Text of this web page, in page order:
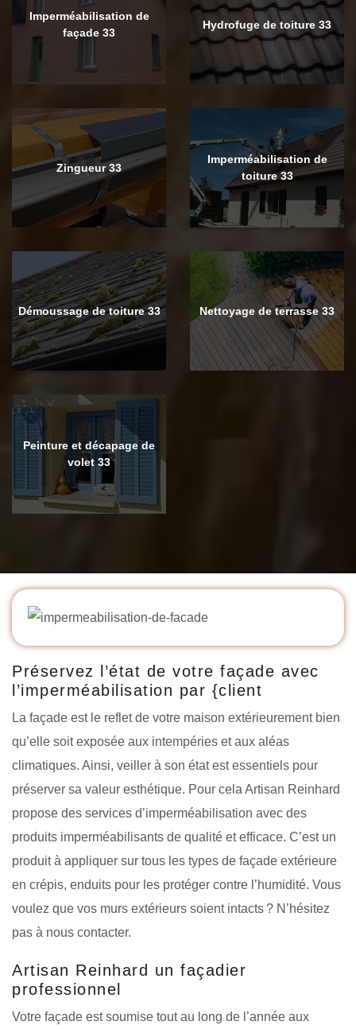
Imperméabilisation de
façade 33
Hydrofuge de toiture 33
Zingueur 33
Imperméabilisation de
toiture 33
Démoussage de toiture 33 Nettoyage de terrasse 33
Peinture et décapage de
volet 33
Préservez l’état de votre façade avec
l’imperméabilisation par {client
La façade est le reflet de votre maison extérieurement bien
qu’elle soit exposée aux intempéries et aux aléas
climatiques. Ainsi, veiller à son état est essentiels pour
préserver sa valeur esthétique. Pour cela Artisan Reinhard
propose des services d’imperméabilisation avec des
produits imperméabilisants de qualité et efficace. C’est un
produit à appliquer sur tous les types de façade extérieure
en crépis, enduits pour les protéger contre l’humidité. Vous
voulez que vos murs extérieurs soient intacts ? N’hésitez
pas à nous contacter.
Artisan Reinhard un façadier
professionnel
Votre façade est soumise tout au long de l’année aux